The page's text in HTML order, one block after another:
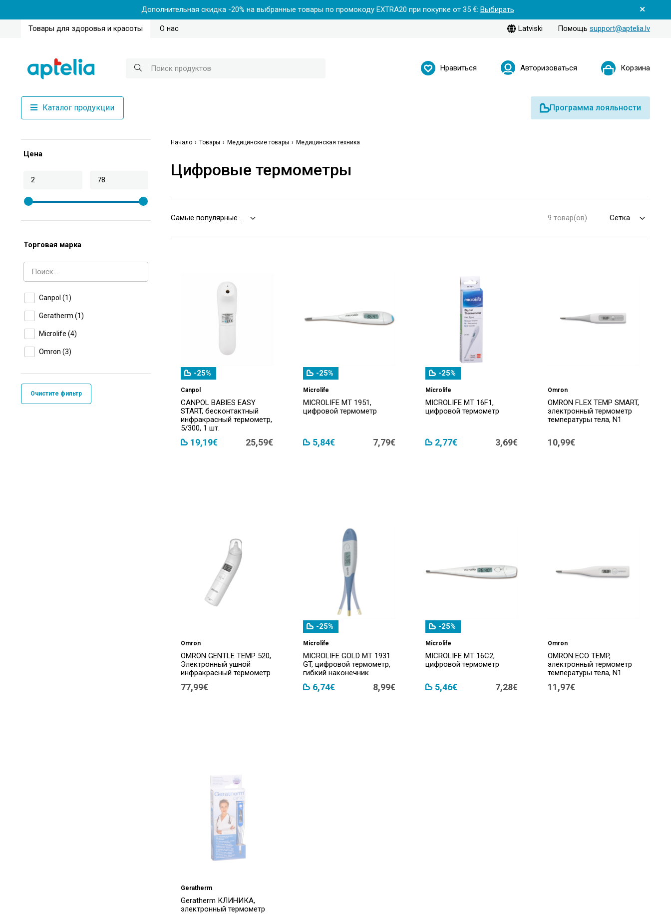
Дополнительная скидка -20% на выбранные товары по промокоду EXTRA20 при покупке от 35 €: Выбирать
Товары для здоровья и красоты О нас Latviski Помощь support@aptelia.lv
Нравиться Авторизоваться Корзина
Каталог продукции Программа лояльности
Цена
Торговая марка
Canpol (1)
Geratherm (1)
Microlife (4)
Omron (3)
Очистите фильтр
Начало Товары Медицинские товары Медицинская техника
Цифровые термометры
9 товар(ов)
-25%
Canpol
CANPOL BABIES EASY
START, бесконтактный
инфракрасный термометр,
5/300, 1 шт.
19,19€ 25,59€
-25%
Microlife
MICROLIFE MT 1951,
цифровой термометр
5,84€ 7,79€
-25%
Microlife
MICROLIFE MT 16F1,
цифровой термометр
2,77€ 3,69€
Omron
OMRON FLEX TEMP SMART,
электронный термометр
температуры тела, N1
10,99€
Omron
OMRON GENTLE TEMP 520,
Электронный ушной
инфракрасный термометр
77,99€
-25%
Microlife
MICROLIFE GOLD MT 1931
GT, цифровой термометр,
гибкий наконечник
6,74€ 8,99€
-25%
Microlife
MICROLIFE MT 16C2,
цифровой термометр
5,46€ 7,28€
Omron
OMRON ECO TEMP,
электронный термометр
температуры тела, N1
11,97€
Geratherm
Geratherm КЛИНИКА,
электронный термометр